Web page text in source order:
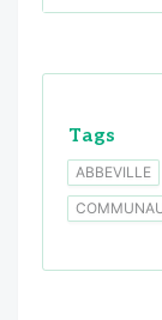
Tags
ABBEVILLE